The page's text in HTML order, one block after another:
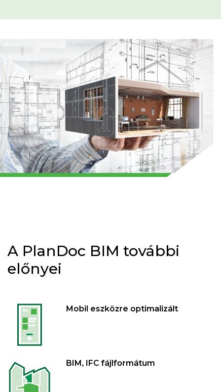
A PlanDoc BIM további
előnyei
Mobil eszközre optimalizált
BIM, IFC fájlformátum